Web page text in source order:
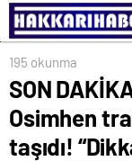
Mourinho…”
195 okunma
SON
Osimhen
taşıdı!